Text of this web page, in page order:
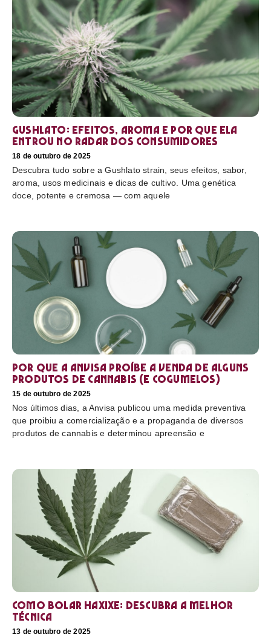
Gushlato: efeitos, aroma e por que ela
entrou no radar dos consumidores
18 de outubro de 2025
Descubra tudo sobre a Gushlato strain, seus efeitos, sabor,
aroma, usos medicinais e dicas de cultivo. Uma genética
doce, potente e cremosa — com aquele
Por que a Anvisa proíbe a venda de alguns
produtos de cannabis (e cogumelos)
15 de outubro de 2025
Nos últimos dias, a Anvisa publicou uma medida preventiva
que proibiu a comercialização e a propaganda de diversos
produtos de cannabis e determinou apreensão e
Como bolar haxixe: Descubra a melhor
técnica
13 de outubro de 2025